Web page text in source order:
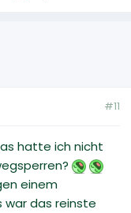
#11
hatte ich nicht
einem
war das reinste